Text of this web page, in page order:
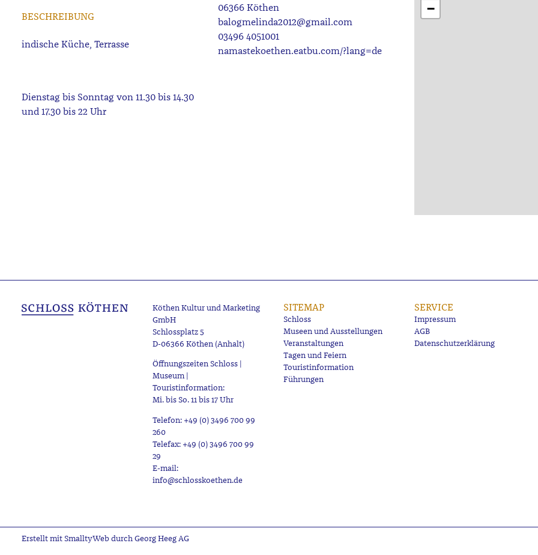
BESCHREIBUNG
Dienstag bis Sonntag von 11.30 bis 14.30
06366 Köthen
balogmelinda2012@gmail.com
03496 4051001
namastekoethen.eatbu.com/?lang=de
−
Köthen Kultur und Marketing
GmbH
Schlossplatz 5
D-06366 Köthen (Anhalt)
Öffnungszeiten Schloss |
Museum |
Touristinformation:
Mi. bis So. 11 bis 17 Uhr
Telefon: +49 (0) 3496 700 99
260
Telefax: +49 (0) 3496 700 99
29
E-mail:
info@schlosskoethen.de
SITEMAP
Schloss
Museen und Ausstellungen
Veranstaltungen
Tagen und Feiern
Touristinformation
Führungen
SERVICE
Impressum
AGB
Datenschutzerklärung
Erstellt mit SmalltyWeb durch Georg Heeg AG